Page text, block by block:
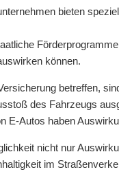
bieten
können.
betreffen,
des Fahrzeugs
Autos haben
nicht nur
im